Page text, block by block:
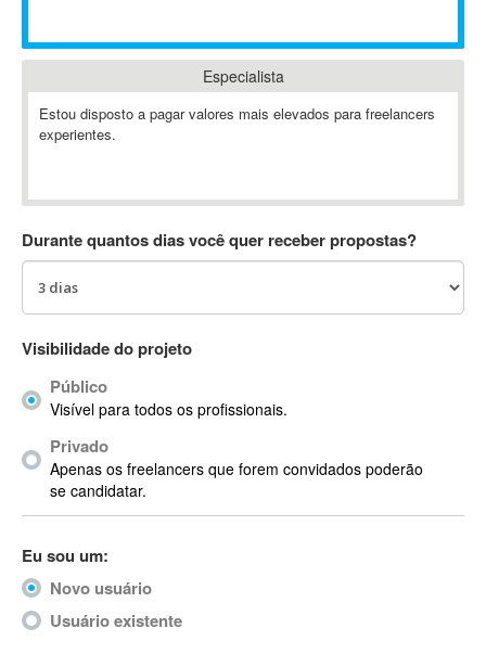
Ableton
Ableton Push
Abstract
AC3
ACID Pro
ACPI
Acrobat
Acrobat X
Acronis
ACT
Actimize
ActionScript
ActionScript 3
Especialista
Estou disposto a pagar valores mais elevados para freelancers
experientes.
Durante quantos dias você quer receber propostas?
Visibilidade do projeto
Público
Visível para todos os profissionais.
Privado
Apenas os freelancers que forem convidados poderão
se candidatar.
Eu sou um:
Novo usuário
Usuário existente